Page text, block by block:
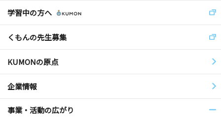
学習中の方へ
くもんの先生募集
KUMONの原点
企業情報
事業・活動の広がり